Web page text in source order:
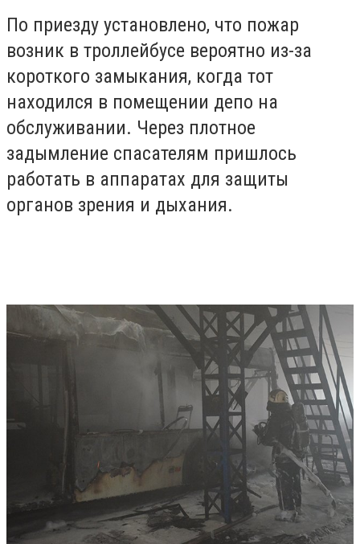
По приезду установлено, что пожар
возник в троллейбусе вероятно из-за
короткого замыкания, когда тот
находился в помещении депо на
обслуживании. Через плотное
задымление спасателям пришлось
работать в аппаратах для защиты
органов зрения и дыхания.